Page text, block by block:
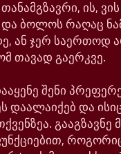
ის,
ბოლოს რაღაც
ან ჯერ საერთოდ
თავად გაერკვე.
შენი
დაალაიქებ და
გააგზავნე